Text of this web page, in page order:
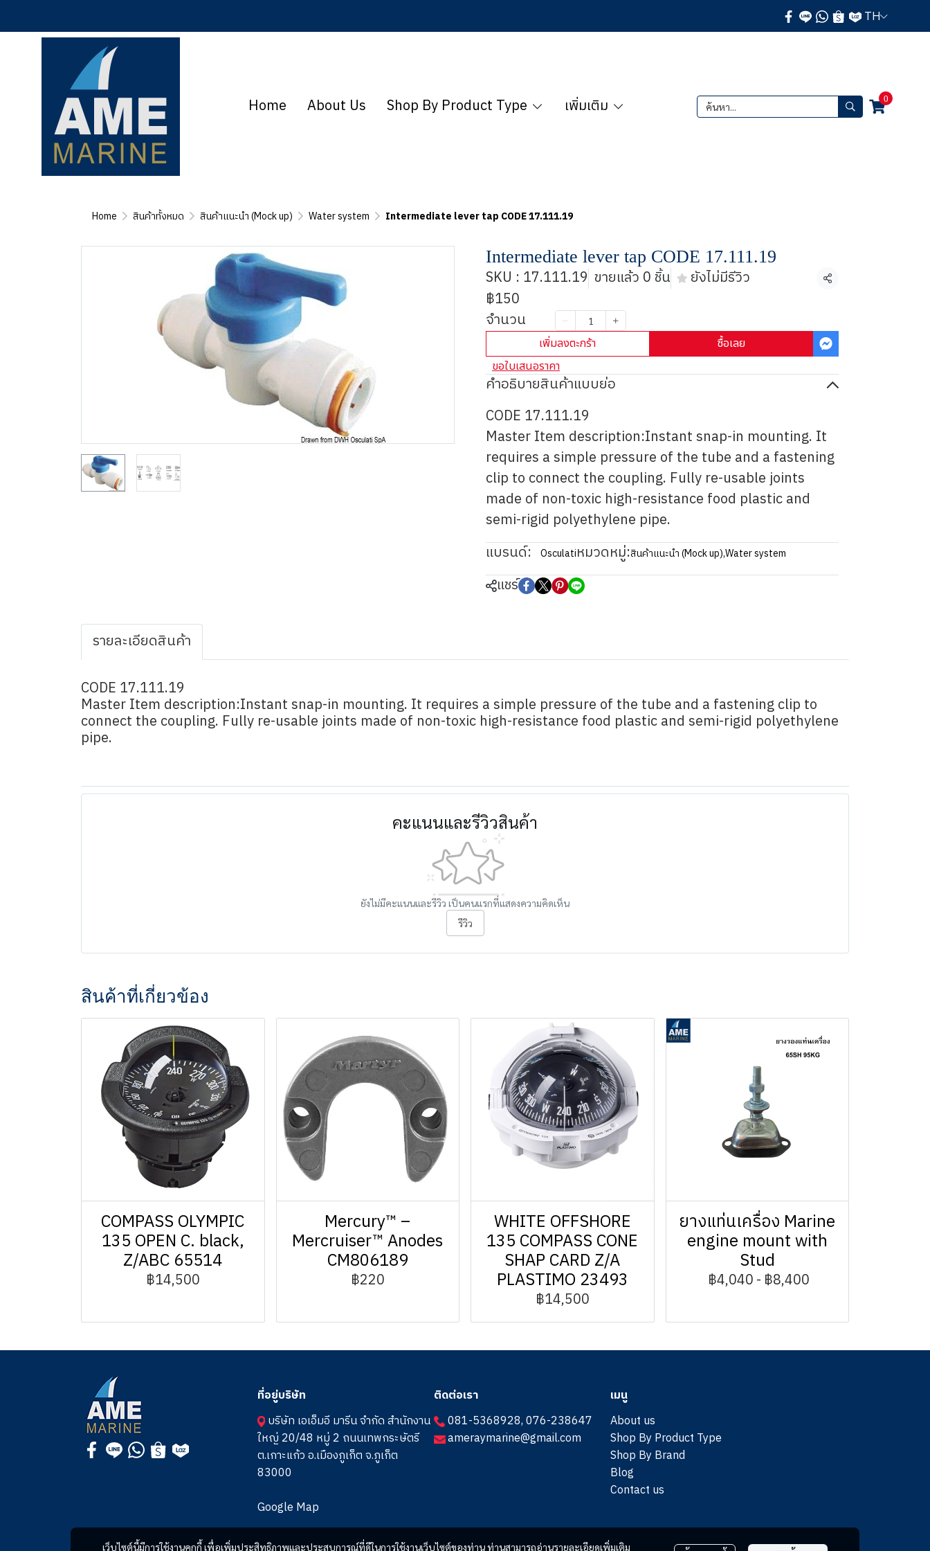
TH
Home About Us Shop By Product Type เพิ่มเติม 0
Home สินค้าทั้งหมด สินค้าแนะนำ (Mock up) Water system Intermediate lever tap CODE 17.111.19
Intermediate lever tap CODE 17.111.19
SKU : 17.111.19 ขายแล้ว 0 ชิ้น ยังไม่มีรีวิว แชร์
฿150
จำนวน
เพิ่มลงตะกร้า
ซื้อเลย
ขอใบเสนอราคา
คำอธิบายสินค้าแบบย่อ
CODE 17.111.19
Master Item description:Instant snap-in mounting. It
requires a simple pressure of the tube and a fastening
clip to connect the coupling. Fully re-usable joints
made of non-toxic high-resistance food plastic and
semi-rigid polyethylene pipe.
แบรนด์:
Osculatiหมวดหมู่:สินค้าแนะนำ (Mock up),Water system
แชร์
รายละเอียดสินค้า
CODE 17.111.19
Master Item description:Instant snap-in mounting. It requires a simple pressure of the tube and a fastening clip to
connect the coupling. Fully re-usable joints made of non-toxic high-resistance food plastic and semi-rigid polyethylene
pipe.
คะแนนและรีวิวสินค้า
ยังไม่มีคะแนนและรีวิว เป็นคนแรกที่แสดงความคิดเห็น
รีวิว
สินค้าที่เกี่ยวข้อง
COMPASS OLYMPIC
135 OPEN C. black,
Z/ABC 65514
฿14,500
Mercury™ –
Mercruiser™ Anodes
CM806189
฿220
WHITE OFFSHORE
135 COMPASS CONE
SHAP CARD Z/A
PLASTIMO 23493
฿14,500
ยางแท่นเครื่อง Marine
engine mount with
Stud
฿4,040- ฿8,400
เว็บไซต์นี้มีการใช้งานคุกกี้ เพื่อเพิ่มประสิทธิภาพและประสบการณ์ที่ดีในการใช้งานเว็บไซต์ของท่าน ท่านสามารถอ่านรายละเอียดเพิ่มเติม
ที่อยู่บริษัท
บริษัท เอเอ็มอี มารีน จำกัด สำนักงาน
ใหญ่ 20/48 หมู่ 2 ถนนเทพกระษัตรี
ต.เกาะแก้ว อ.เมืองภูเก็ต จ.ภูเก็ต
83000
Google Map
ติดต่อเรา
081-5368928,076-238647
ameraymarine@gmail.com
เมนู
About us
Shop By Product Type
Shop By Brand
Blog
Contact us